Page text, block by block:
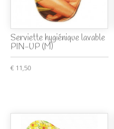
Serviette hygiénique lavable
PIN-UP (M)
€ 11,50